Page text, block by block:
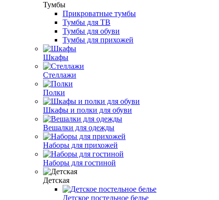
Тумбы
Прикроватные тумбы
Тумбы для ТВ
Тумбы для обуви
Тумбы для прихожей
Шкафы
Стеллажи
Полки
Шкафы и полки для обуви
Вешалки для одежды
Наборы для прихожей
Наборы для гостиной
Детская
Детское постельное белье